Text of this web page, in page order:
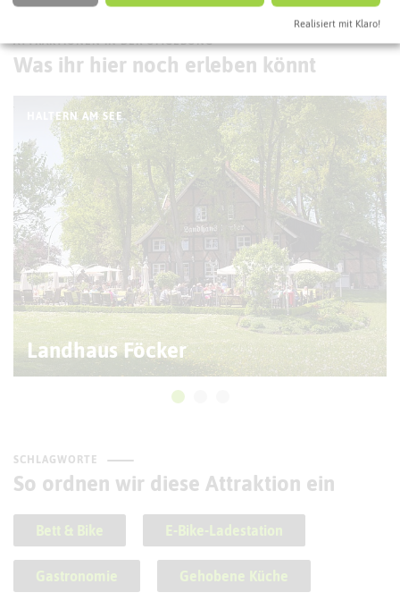
ATTRAKTIONEN IN DER UMGEBUNG
Was ihr hier noch erleben könnt
HALTERN AM SEE
Landhaus Föcker
SCHLAGWORTE
So ordnen wir diese Attraktion ein
Bett & Bike E-Bike-Ladestation
Gastronomie Gehobene Küche
Realisiert mit Klaro!